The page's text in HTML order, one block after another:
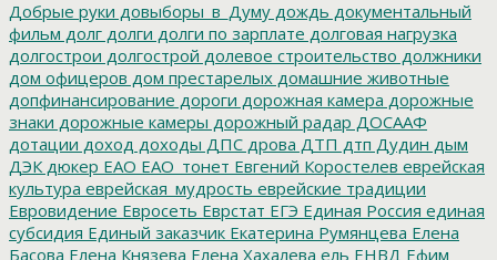
Добрые руки довыборы_в_Думу дождь документальный
фильм долг долги долги по зарплате долговая нагрузка
долгострои долгострой долевое строительство должники
дом офицеров дом престарелых домашние животные
допфинансирование дороги дорожная камера дорожные
знаки дорожные камеры дорожный радар ДОСААФ
дотации доход доходы ДПС дрова ДТП дтп Дудин дым
ДЭК дюкер ЕАО ЕАО_тонет Евгений Коростелев еврейская
культура еврейская_мудрость еврейские традиции
Евровидение Евросеть Еврстат ЕГЭ Единая Россия единая
субсидия Единый заказчик Екатерина Румянцева Елена
Басова Елена Князева Елена Хахалева ель ЕНВД Ефим